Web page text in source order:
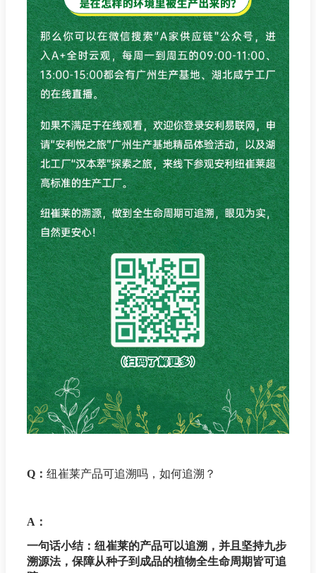
Q： 纽崔莱产品可追溯吗，如何追溯？
A：
一句话小结：纽崔莱的产品可以追溯，并且坚持九步
溯源法，保障从种子到成品的植物全生命周期皆可追